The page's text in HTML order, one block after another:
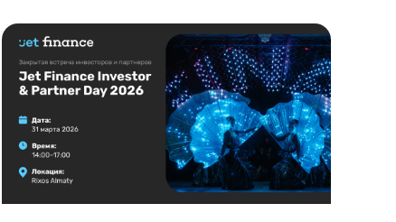
профессиональным сообществом в
лице Ассоциации «Compliance
Hub» и International Compliance Association
(ICA) – одной из ведущих международных
организаций, формирующих
образовательные и методологические
стандарты в области комплаенс и
противодействия финансовым
преступлениям.